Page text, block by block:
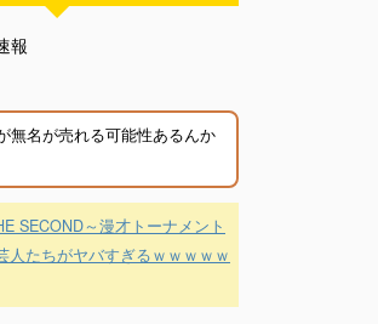
報
無名が売れる可能性あるんか
SECOND～漫才トーナメント
人たちがヤバすぎるｗｗｗｗｗ